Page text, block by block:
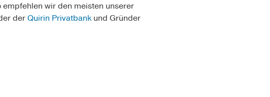
wir den meisten unserer
derQuirin Privatbankund Gründer